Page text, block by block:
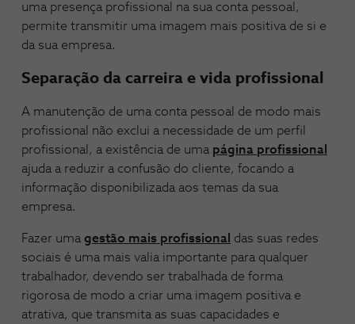
uma presença profissional na sua conta pessoal,
permite transmitir uma imagem mais positiva de si e
da sua empresa.
Separação da carreira e vida profissional
A manutenção de uma conta pessoal de modo mais
profissional não exclui a necessidade de um perfil
profissional, a existência de uma página profissional
ajuda a reduzir a confusão do cliente, focando a
informação disponibilizada aos temas da sua
empresa.
Fazer uma gestão mais profissional
das suas redes
sociais é uma mais valia importante para qualquer
trabalhador, devendo ser trabalhada de forma
rigorosa de modo a criar uma imagem positiva e
atrativa, que transmita as suas capacidades e